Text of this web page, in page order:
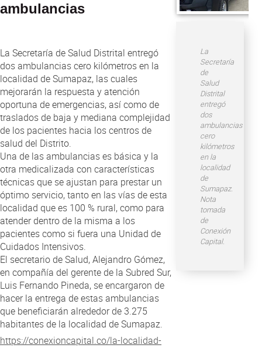
ambulancias
La Secretaría de Salud Distrital entregó
dos ambulancias cero kilómetros en la
localidad de Sumapaz, las cuales
mejorarán la respuesta y atención
oportuna de emergencias, así como de
traslados de baja y mediana complejidad
de los pacientes hacia los centros de
salud del Distrito.
Una de las ambulancias es básica y la
otra medicalizada con características
técnicas que se ajustan para prestar un
óptimo servicio, tanto en las vías de esta
localidad que es 100 % rural, como para
atender dentro de la misma a los
pacientes como si fuera una Unidad de
Cuidados Intensivos.
El secretario de Salud, Alejandro Gómez,
en compañía del gerente de la Subred Sur,
Luis Fernando Pineda, se encargaron de
hacer la entrega de estas ambulancias
que beneficiarán alrededor de 3.275
habitantes de la localidad de Sumapaz.
https://conexioncapital.co/la-localidad-
La
Secretaría
de
Salud
Distrital
entregó
dos
ambulancias
cero
kilómetros
en la
localidad
de
Sumapaz.
Nota
tomada
de
Conexión
Capital.